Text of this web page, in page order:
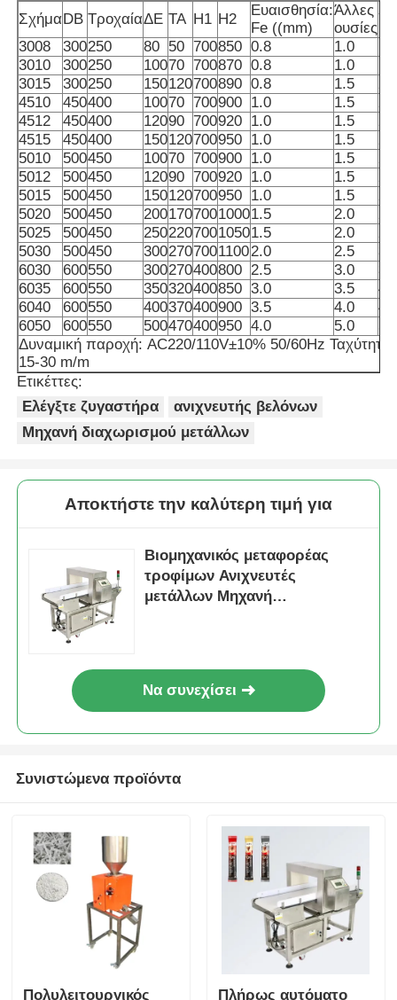
Μηχανή συσκευασίας
Μηχανή πλήρωσης
μηχανή μπουλεττών
Μηχανή συσκευασίας σακούλας
μηχανή συσκευασίας τσαντών πλέγματος
Κάθετη μηχανή συσκευασίας
Οριζόντια μηχανή συσκευασίας
Μηχανή συσκευασίας οπτικής μέτρησης
Μηχανή συσκευασίας με πολλαπλές κεφαλές
Μηχανή συσκευασίας σκόνης
Άλλο μηχάνημα
Υπηρεσίες μεταποίησης συσκευασιών
Ειδική γραμμή παραγωγής
ΣχήμαDB ΤροχαίαΔΕ ΤΑ H1 H2
Ευαισθησία:
Fe ((mm)
Άλλες
ουσίες
3008
300250 80 50 700850 0.8 1.0
3010
300250 10070 700870 0.8 1.0
3015
300250 150120700890 0.8 1.5
4510
450400 10070 700900 1.0 1.5
4512
450400 12090 700920 1.0 1.5
4515
450400 150120700950 1.0 1.5
5010
500450 10070 700900 1.0 1.5
5012
500450 12090 700920 1.0 1.5
5015
500450 150120700950 1.0 1.5
5020
500450 20017070010001.5 2.0
5025
500450 25022070010501.5 2.0
5030
500450 30027070011002.0 2.5
6030
600550 300270400800 2.5 3.0
6035
600550 350320400850 3.0 3.5
6040
600550 400370400900 3.5 4.0
6050
600550 500470400950 4.0 5.0
Δυναμική παροχή: AC220/110V±10% 50/60Hz Ταχύτητα:
15-30 m/m
Ετικέττες:
Ελέγξτε ζυγαστήρα
ανιχνευτής βελόνων
Μηχανή διαχωρισμού μετάλλων
Αποκτήστε την καλύτερη τιμή για
Βιομηχανικός μεταφορέας
τροφίμων Ανιχνευτές
μετάλλων Μηχανή
Να συνεχίσει
Συνιστώμενα προϊόντα
Πολυλειτουργικός
Πλήρως αυτόματο